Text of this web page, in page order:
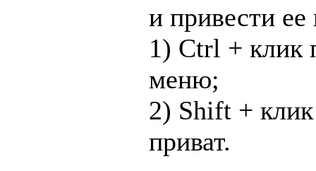
и привести ее
1) Ctrl + клик
меню;
2) Shift +
приват.